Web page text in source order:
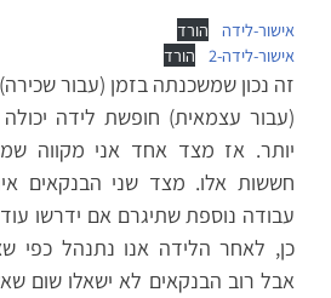
אישור-לידה
הורד
אישור-לידה-2
הורד
זה נכון שמשכנתה בזמן (עבור
(עבור עצמאית) חופשת לידה
יותר. אז מצד אחד אני מקווה
חששות אלו. מצד שני הבנקאים
עבודה נוספת שתיגרם אם ידרשו
כן, לאחר הלידה אנו נתנהל כפי
אבל רוב הבנקאים לא ישאלו שום